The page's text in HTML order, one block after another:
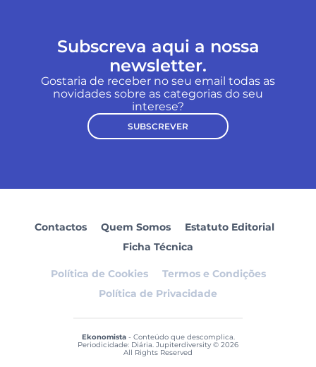
Subscreva aqui a nossa
newsletter.
Gostaria de receber no seu email todas as
novidades sobre as categorias do seu
interese?
SUBSCREVER
Contactos Quem Somos
Estatuto Editorial
Ficha Técnica
Política de Cookies
Termos e Condições
Política de Privacidade
Ekonomista- Conteúdo que descomplica.
Periodicidade: Diária. Jupiterdiversity © 2026
All Rights Reserved